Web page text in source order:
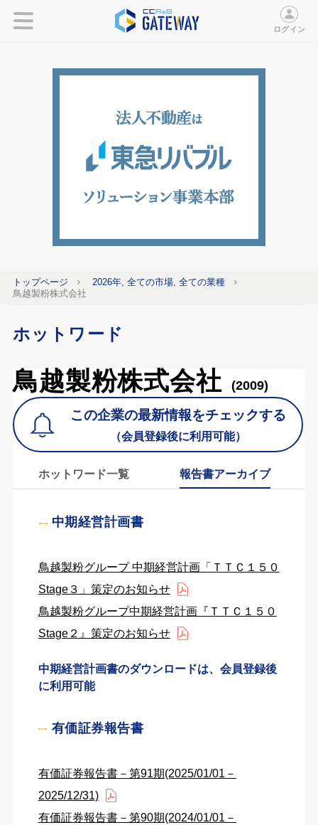
ログイン
トップページ
2026年, 全ての市場, 全ての業種
鳥越製粉株式会社
ホットワード
鳥越製粉株式会社 (2009)
この企業の最新情報をチェックする
（会員登録後に利用可能）
ホットワード一覧 報告書アーカイブ
中期経営計画書
鳥越製粉グループ 中期経営計画「ＴＴＣ１５０
Stage３」策定のお知らせ
鳥越製粉グループ中期経営計画『ＴＴＣ１５０
Stage２』策定のお知らせ
中期経営計画書のダウンロードは、会員登録後
に利用可能
有価証券報告書
有価証券報告書－第91期(2025/01/01－
2025/12/31)
有価証券報告書－第90期(2024/01/01－